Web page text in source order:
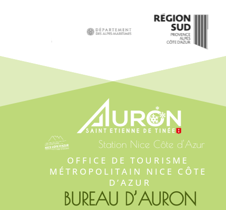
Station Nice Côte d'Azur
OFFICE DE TOURISME
MÉTROPOLITAIN NICE CÔTE
D’AZUR
BUREAU D’AURON